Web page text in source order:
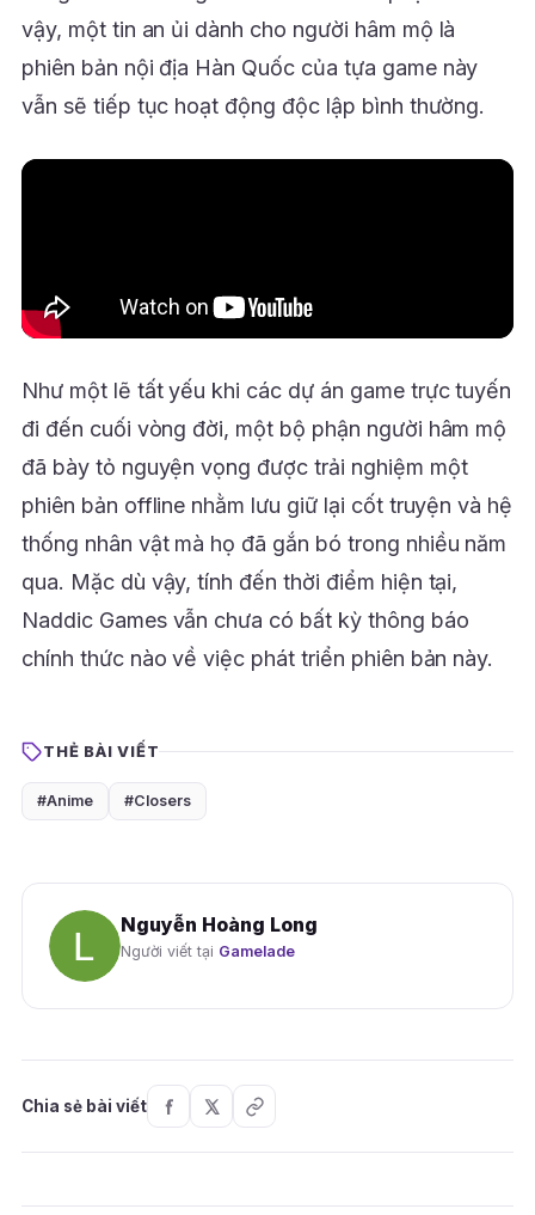
vậy, một tin an ủi dành cho người hâm mộ là
phiên bản nội địa Hàn Quốc của tựa game này
vẫn sẽ tiếp tục hoạt động độc lập bình thường.
Như một lẽ tất yếu khi các dự án game trực tuyến
đi đến cuối vòng đời, một bộ phận người hâm mộ
đã bày tỏ nguyện vọng được trải nghiệm một
phiên bản offline nhằm lưu giữ lại cốt truyện và hệ
thống nhân vật mà họ đã gắn bó trong nhiều năm
qua. Mặc dù vậy, tính đến thời điểm hiện tại,
Naddic Games vẫn chưa có bất kỳ thông báo
chính thức nào về việc phát triển phiên bản này.
THẺ BÀI VIẾT
#Anime #Closers
Nguyễn Hoàng Long
Người viết tại Gamelade
Chia sẻ bài viết